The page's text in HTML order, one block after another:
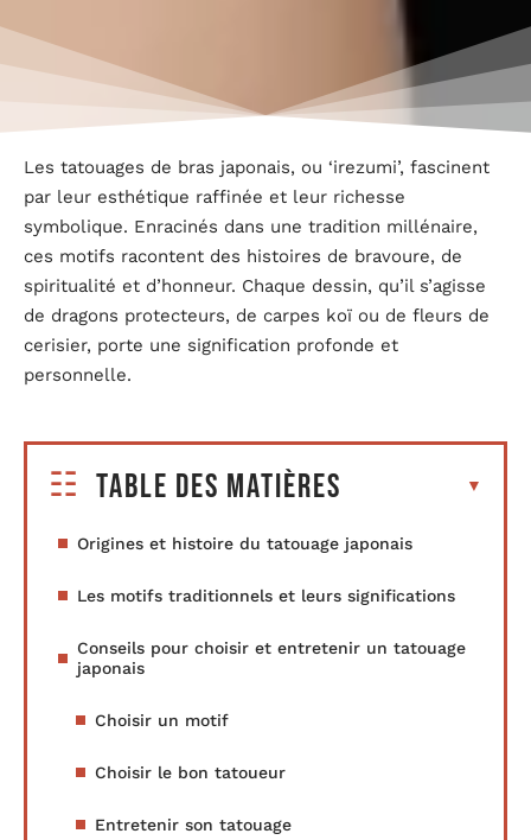
Les tatouages de bras japonais, ou ‘irezumi’, fascinent
par leur esthétique raffinée et leur richesse
symbolique. Enracinés dans une tradition millénaire,
ces motifs racontent des histoires de bravoure, de
spiritualité et d’honneur. Chaque dessin, qu’il s’agisse
de dragons protecteurs, de carpes koï ou de fleurs de
cerisier, porte une signification profonde et
personnelle.
Table des matières
Origines et histoire du tatouage japonais
Les motifs traditionnels et leurs significations
Conseils pour choisir et entretenir un tatouage
japonais
Choisir un motif
Choisir le bon tatoueur
Entretenir son tatouage